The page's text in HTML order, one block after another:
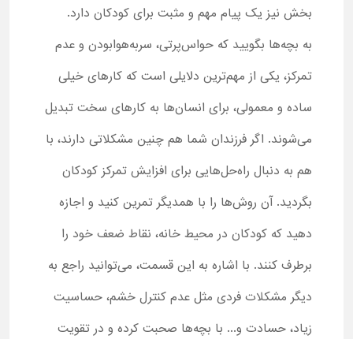
بخش نیز یک پیام مهم و مثبت برای کودکان دارد.
به بچه‌ها بگویید که حواس‌پرتی، سربه‌هوابودن و عدم
تمرکز، یکی از مهم‌ترین دلایلی است که کارهای خیلی
ساده و معمولی، برای انسان‌ها به کارهای سخت تبدیل
می‌شوند. اگر فرزندان شما هم چنین مشکلاتی دارند، با
هم به دنبال راه‌حل‌هایی برای افزایش تمرکز کودکان
بگردید. آن روش‌ها را با همدیگر تمرین کنید و اجازه
دهید که کودکان در محیط خانه، نقاط ضعف خود را
برطرف کنند. با اشاره به این قسمت، می‌توانید راجع به
دیگر مشکلات فردی مثل عدم کنترل خشم، حساسیت
زیاد، حسادت و... با بچه‌ها صحبت کرده و در تقویت